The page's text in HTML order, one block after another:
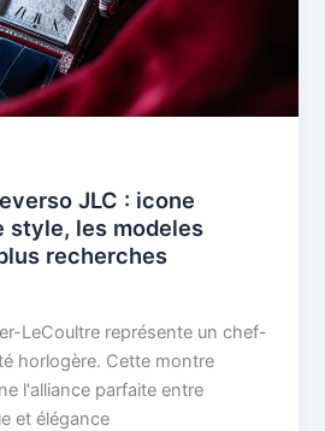
JLC : icone
style, les modeles
recherches
LeCoultre représente un chef-
horlogère. Cette montre
l'alliance parfaite entre
et élégance